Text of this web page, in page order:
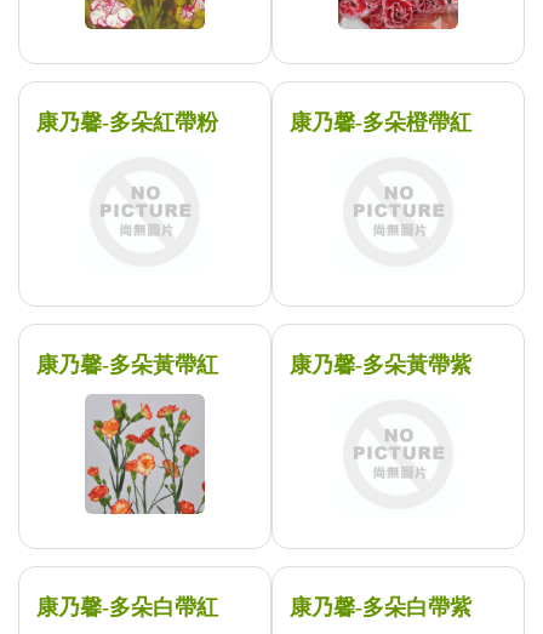
康乃馨-多朵紅帶粉 康乃馨-多朵橙帶紅
康乃馨-多朵黃帶紅 康乃馨-多朵黃帶紫
康乃馨-多朵白帶紅 康乃馨-多朵白帶紫